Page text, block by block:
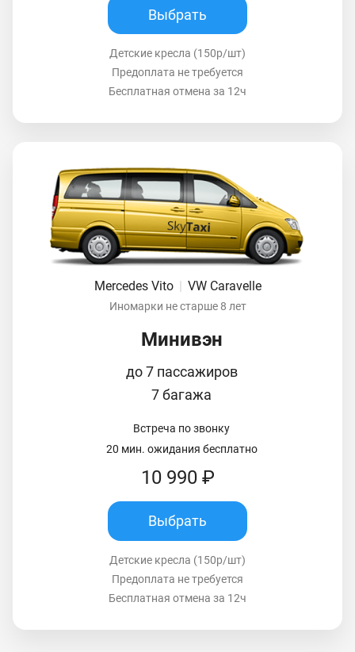
Выбрать
Детские кресла (150р/шт)
Предоплата не требуется
Бесплатная отмена за 12ч
Mercedes Vito | VW Caravelle
Иномарки не старше 8 лет
Минивэн
до 7 пассажиров
7 багажа
Встреча по звонку
20 мин. ожидания бесплатно
10 990 ₽
Выбрать
Детские кресла (150р/шт)
Предоплата не требуется
Бесплатная отмена за 12ч